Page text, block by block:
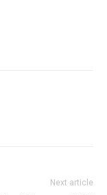
Next article